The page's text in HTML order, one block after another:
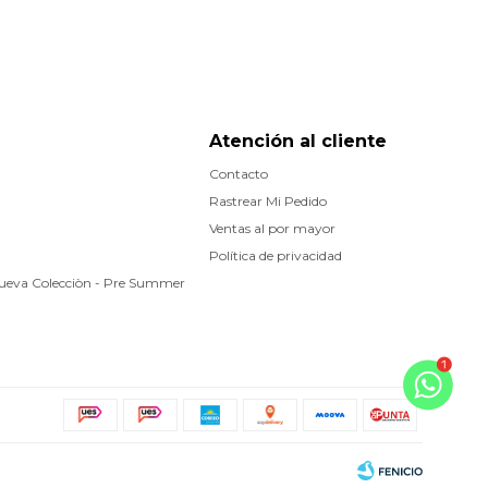
Atención al cliente
Contacto
Rastrear Mi Pedido
Ventas al por mayor
Política de privacidad
Colecciòn - Pre Summer